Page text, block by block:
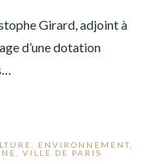
Girard, adjoint à
d’une dotation
ENVIRONNEMENT
VILLE DE PARIS